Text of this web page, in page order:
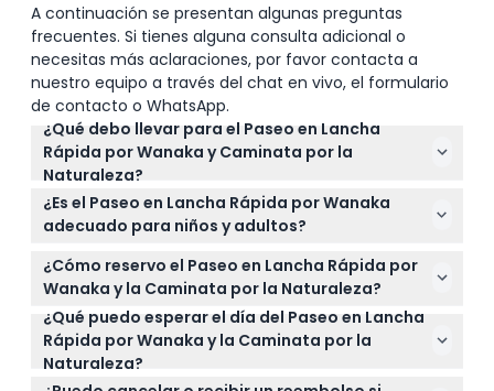
A continuación se presentan algunas preguntas
frecuentes. Si tienes alguna consulta adicional o
necesitas más aclaraciones, por favor contacta a
nuestro equipo a través del chat en vivo, el formulario
de contacto o WhatsApp.
¿Qué debo llevar para el Paseo en Lancha
Rápida por Wanaka y Caminata por la
Naturaleza?
Asegúrate de llevar protector solar y gafas de sol
para protegerte del sol. El equipo para clima
húmedo se proporciona si es necesario, y se
suministran chalecos salvavidas por seguridad.
¿Es el Paseo en Lancha Rápida por Wanaka
adecuado para niños y adultos?
Sí, los participantes de 4 años en adelante pueden
unirse, con niños de 15 años y más cobrados a
tarifa de adulto. Sin embargo, esta actividad no es
adecuada para mujeres embarazadas.
¿Cómo reservo el Paseo en Lancha Rápida por
Wanaka y la Caminata por la Naturaleza?
Puedes reservar tus entradas en línea aquí mismo
en este sitio web, eligiendo entre los horarios de
salida disponibles durante el proceso de reserva.
¿Qué puedo esperar el día del Paseo en Lancha
Rápida por Wanaka y la Caminata por la
Naturaleza?
Disfrutarás de un emocionante paseo de 50